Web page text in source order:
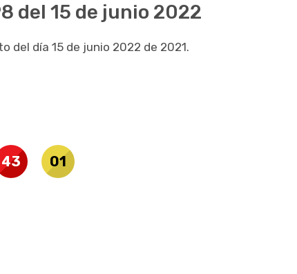
del 15 de junio 2022
del día 15 de junio 2022 de 2021.
43 01